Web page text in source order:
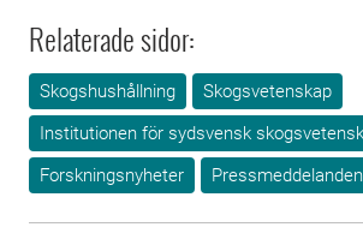
Relaterade sidor:
Skogshushållning
Skogsvetenskap
Institutionen för sydsvensk
Forskningsnyheter
Pressmeddelanden